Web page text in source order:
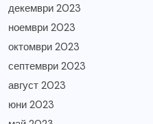
декември 2023
ноември 2023
октомври 2023
септември 2023
август 2023
юни 2023